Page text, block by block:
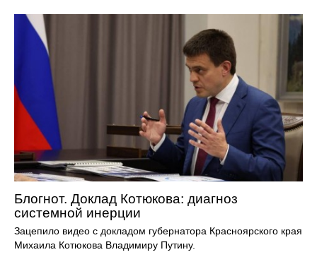
Блогнот. Доклад Котюкова: диагноз
системной инерции
Зацепило видео с докладом губернатора Красноярского края
Михаила Котюкова Владимиру Путину.